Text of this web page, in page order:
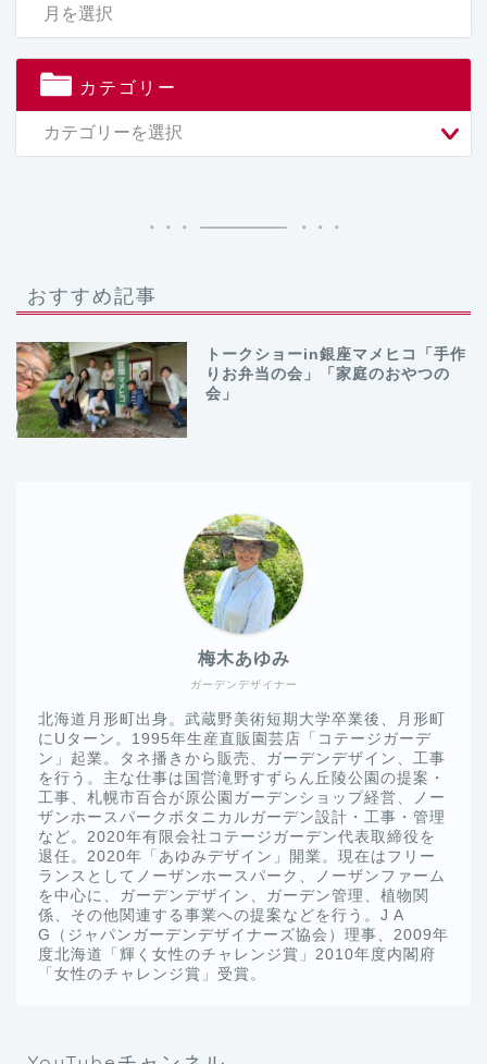
カテゴリー
おすすめ記事
トークショーin銀座マメヒコ「手作
りお弁当の会」「家庭のおやつの
会」
ガーデンデザイナー
梅木あゆみ
北海道月形町出身。武蔵野美術短期大学卒業後、月形町
にUターン。1995年生産直販園芸店「コテージガーデ
ン」起業。タネ播きから販売、ガーデンデザイン、工事
を行う。主な仕事は国営滝野すずらん丘陵公園の提案・
工事、札幌市百合が原公園ガーデンショップ経営、ノー
ザンホースパークボタニカルガーデン設計・工事・管理
など。2020年有限会社コテージガーデン代表取締役を
退任。2020年「あゆみデザイン」開業。現在はフリー
ランスとしてノーザンホースパーク、ノーザンファーム
を中心に、ガーデンデザイン、ガーデン管理、植物関
係、その他関連する事業への提案などを行う。J A
G（ジャパンガーデンデザイナーズ協会）理事、2009年
度北海道「輝く女性のチャレンジ賞」2010年度内閣府
「女性のチャレンジ賞」受賞。